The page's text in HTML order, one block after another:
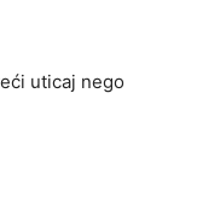
uticaj nego